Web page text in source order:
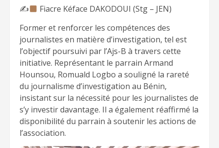
✍
Fiacre Kéface DAKODOUI (Stg – JEN)
Former et renforcer les compétences des
journalistes en matière d’investigation, tel est
l’objectif poursuivi par l’Ajs-B à travers cette
initiative. Représentant le parrain Armand
Hounsou, Romuald Logbo a souligné la rareté
du journalisme d’investigation au Bénin,
insistant sur la nécessité pour les journalistes de
s’y investir davantage. Il a également réaffirmé la
disponibilité du parrain à soutenir les actions de
l’association.